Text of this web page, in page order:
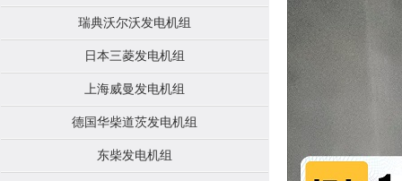
瑞典沃尔沃发电机组
日本三菱发电机组
上海威曼发电机组
德国华柴道茨发电机组
东柴发电机组